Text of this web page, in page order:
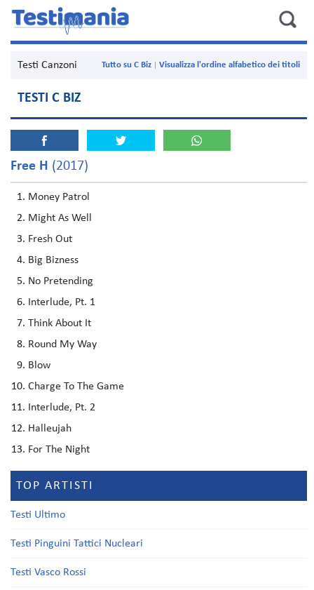
Testi Canzoni Visualizza l'ordine alfabetico dei titoli
Tutto su C Biz
TESTI C BIZ
Free H (2017)
Money Patrol
Might As Well
Fresh Out
Big Bizness
No Pretending
Interlude, Pt. 1
Think About It
Round My Way
Blow
Charge To The Game
Interlude, Pt. 2
Halleujah
For The Night
TOP ARTISTI
Testi Ultimo
Testi Pinguini Tattici Nucleari
Testi Vasco Rossi